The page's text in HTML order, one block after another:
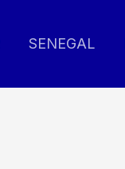
SENEGAL